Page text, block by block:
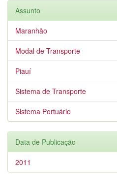
Assunto
Maranhão
Modal de Transporte
Piauí
Sistema de Transporte
Sistema Portuário
Data de Publicação
2011